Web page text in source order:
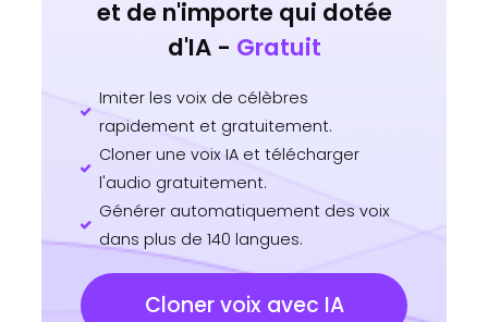
et de n'importe qui dotée
d'IA - Gratuit
Imiter les voix de célèbres
rapidement et gratuitement.
Cloner une voix IA et télécharger
l'audio gratuitement.
Générer automatiquement des voix
dans plus de 140 langues.
Cloner voix avec IA